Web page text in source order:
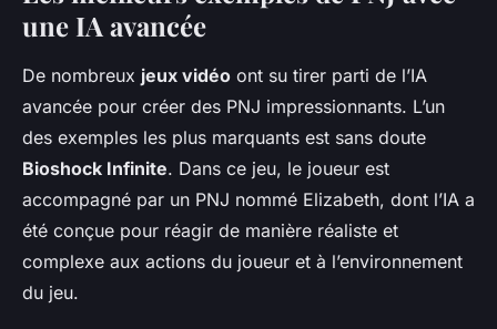
une IA avancée
De nombreux jeux vidéo ont su tirer parti de l’IA
avancée pour créer des PNJ impressionnants. L’un
des exemples les plus marquants est sans doute
Bioshock Infinite. Dans ce jeu, le joueur est
accompagné par un PNJ nommé Elizabeth, dont l’IA a
été conçue pour réagir de manière réaliste et
complexe aux actions du joueur et à l’environnement
du jeu.